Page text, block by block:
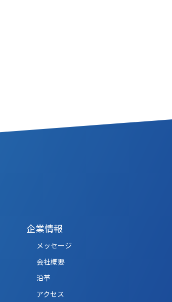
企業情報
メッセージ
会社概要
沿革
アクセス